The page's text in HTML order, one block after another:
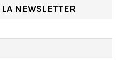
NEWSLETTER